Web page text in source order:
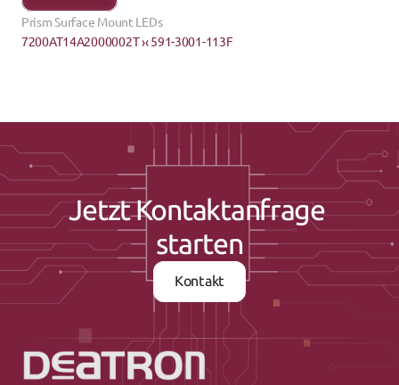
Prism Surface Mount LEDs
7200AT14A2000002T ›‹ 591-3001-113F
Jetzt Kontaktanfrage
starten
Kontakt